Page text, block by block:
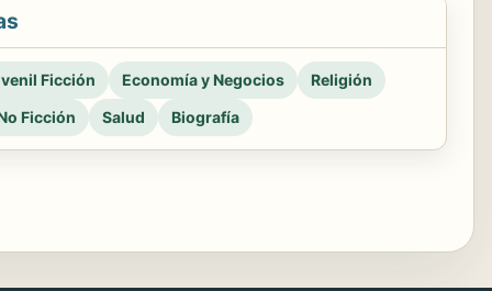
Ficción Economía y Negocios
Religión
Ficción
Salud Biografía